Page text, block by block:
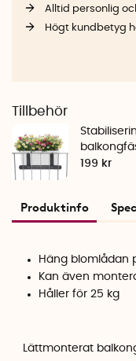
Alltid personlig
Högt kundbetyg
Tillbehör
199 kr
Produktinfo
Häng blomlådan
Kan även
Håller för 25 kg
Lättmonterat